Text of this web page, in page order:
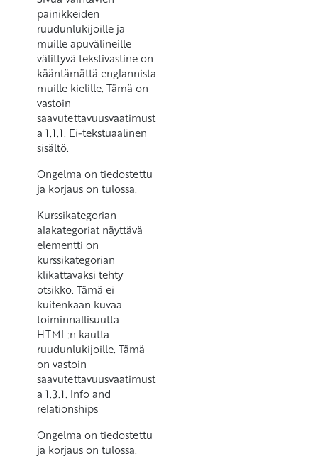
painikkeiden
ruudunlukijoille ja
muille apuvälineille
välittyvä tekstivastine on
kääntämättä englannista
muille kielille. Tämä on
vastoin
saavutettavuusvaatimust
a 1.1.1. Ei-tekstuaalinen
sisältö.
Ongelma on tiedostettu
ja korjaus on tulossa.
Kurssikategorian
alakategoriat näyttävä
elementti on
kurssikategorian
klikattavaksi tehty
otsikko. Tämä ei
kuitenkaan kuvaa
toiminnallisuutta
HTML:n kautta
ruudunlukijoille. Tämä
on vastoin
saavutettavuusvaatimust
a 1.3.1. Info and
relationships
Ongelma on tiedostettu
ja korjaus on tulossa.